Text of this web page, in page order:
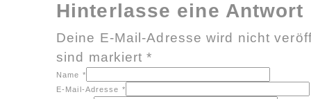
Hinterlasse eine Antwort
Deine E-Mail-Adresse wird nicht
sind markiert*
Name *
E-Mail-Adresse *